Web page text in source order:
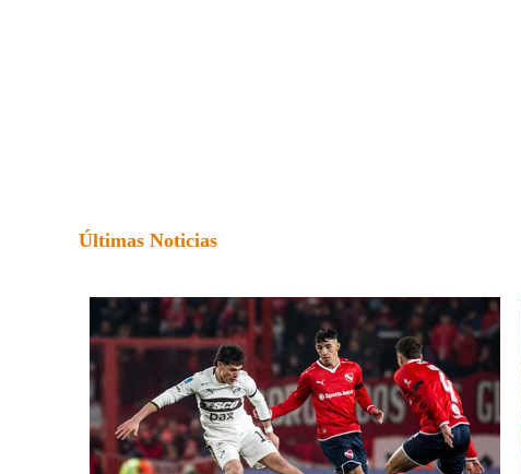
Últimas Noticias